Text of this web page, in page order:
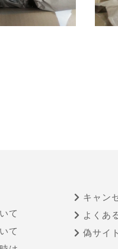
て
て
キャン
よくあ
偽サイ